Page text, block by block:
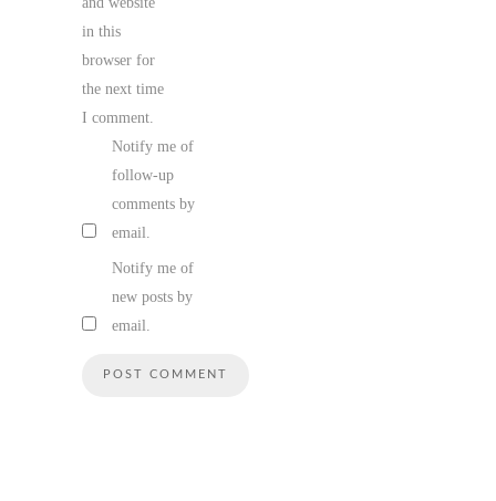
in this
browser for
the next time
I comment.
Notify me of
follow-up
comments by
email.
Notify me of
new posts by
email.